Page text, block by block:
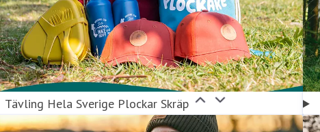
Tävling Hela Sverige Plockar Skräp